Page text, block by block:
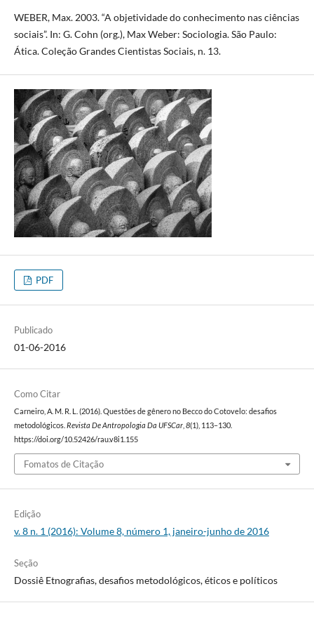
WEBER, Max. 2003. “A objetividade do conhecimento nas ciências
sociais”. In: G. Cohn (org.), Max Weber: Sociologia. São Paulo:
Ática. Coleção Grandes Cientistas Sociais, n. 13.
PDF
Publicado
01-06-2016
Como Citar
Carneiro, A. M. R. L. (2016). Questões de gênero no Becco do Cotovelo: desafios
metodológicos. Revista De Antropologia Da UFSCar, 8(1), 113–130.
https://doi.org/10.52426/rau.v8i1.155
Fomatos de Citação
Edição
v. 8 n. 1 (2016): Volume 8, número 1, janeiro-junho de 2016
Seção
Dossiê Etnografias, desafios metodológicos, éticos e políticos